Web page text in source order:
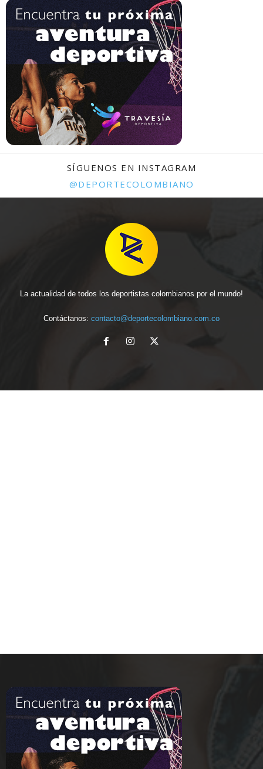
SÍGUENOS EN INSTAGRAM
@DEPORTECOLOMBIANO
La actualidad de todos los deportistas colombianos por el mundo!
Contáctanos: contacto@deportecolombiano.com.co